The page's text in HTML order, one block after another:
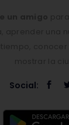
Social: